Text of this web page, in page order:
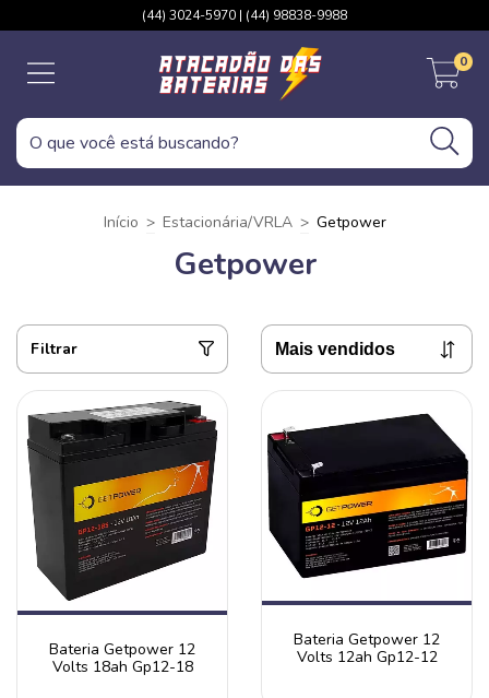
(44) 3024-5970 | (44) 98838-9988
0
Início > Estacionária/VRLA > Getpower
Getpower
Filtrar
Bateria Getpower 12
Volts 18ah Gp12-18
Bateria Getpower 12
Volts 12ah Gp12-12